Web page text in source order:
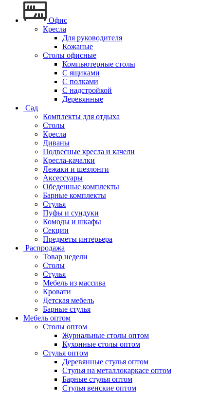
Офис
Кресла
Для руководителя
Кожаные
Столы офисные
Компьютерные столы
С ящиками
С полками
С надстройкой
Деревянные
Сад
Комплекты для отдыха
Столы
Кресла
Диваны
Подвесные кресла и качели
Кресла-качалки
Лежаки и шезлонги
Аксессуары
Обеденные комплекты
Барные комплекты
Стулья
Пуфы и сундуки
Комоды и шкафы
Секции
Предметы интерьера
Распродажа
Товар недели
Столы
Стулья
Мебель из массива
Кровати
Детская мебель
Барные стулья
Мебель оптом
Столы оптом
Журнальные столы оптом
Кухонные столы оптом
Стулья оптом
Деревянные стулья оптом
Стулья на металлокаркасе оптом
Барные стулья оптом
Стулья венские оптом